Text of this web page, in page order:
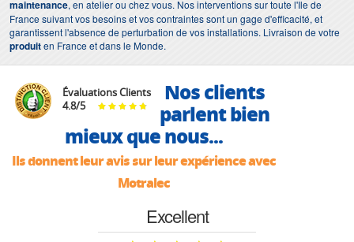
maintenance, en atelier ou chez vous. Nos interventions sur toute l'Ile de
France suivant vos besoins et vos contraintes sont un gage d'efficacité, et
garantissent l'absence de perturbation de vos installations. Livraison de votre
produiten France et dans le Monde.
Évaluations Clients
4.8/5
Nos clients
parlent bien
mieux que nous...
Ils donnent leur avis sur leur expérience avec
Motralec
Excellent